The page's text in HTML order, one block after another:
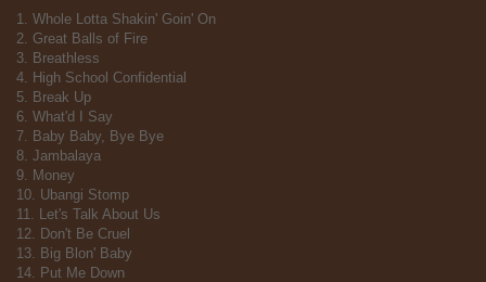
1. Whole Lotta Shakin' Goin' On
2. Great Balls of Fire
3. Breathless
4. High School Confidential
5. Break Up
6. What'd I Say
7. Baby Baby, Bye Bye
8. Jambalaya
9. Money
10. Ubangi Stomp
11. Let's Talk About Us
12. Don't Be Cruel
13. Big Blon' Baby
14. Put Me Down